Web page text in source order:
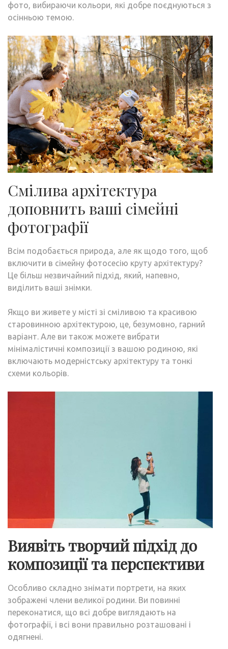
фото, вибираючи кольори, які добре поєднуються з
осінньою темою.
Смілива архітектура
доповнить ваші сімейні
фотографії
Всім подобається природа, але як щодо того, щоб
включити в сімейну фотосесію круту архітектуру?
Це більш незвичайний підхід, який, напевно,
виділить ваші знімки.
Якщо ви живете у місті зі сміливою та красивою
старовинною архітектурою, це, безумовно, гарний
варіант. Але ви також можете вибрати
мінімалістичні композиції з вашою родиною, які
включають модерністську архітектуру та тонкі
схеми кольорів.
Виявіть творчий підхід до
композиції та перспективи
Особливо складно знімати портрети, на яких
зображені члени великої родини. Ви повинні
переконатися, що всі добре виглядають на
фотографії, і всі вони правильно розташовані і
одягнені.